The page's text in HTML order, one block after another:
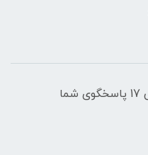
شنبه تا پنج شنبه ، از ساعت 9 الی 17 پاسخگوی شما